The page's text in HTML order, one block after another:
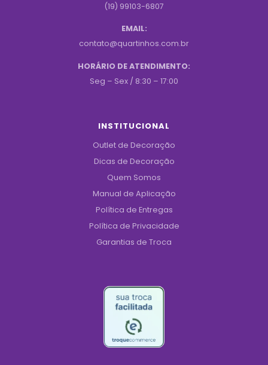
(19) 99103-6807
EMAIL:
contato@quartinhos.com.br
HORÁRIO DE ATENDIMENTO:
Seg – Sex / 8:30 – 17:00
INSTITUCIONAL
Outlet de Decoração
Dicas de Decoração
Quem Somos
Manual de Aplicação
Política de Entregas
Política de Privacidade
Garantias de Troca